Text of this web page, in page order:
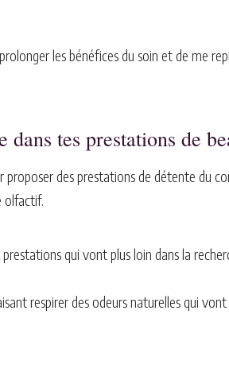
les bénéfices du soin et de me
tes prestations de
des prestations de détente du
olfactif.
qui vont plus loin dans la
respirer des odeurs naturelles qui